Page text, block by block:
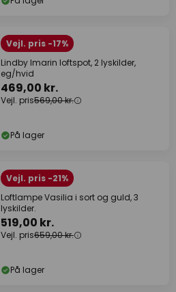
Vejl. pris -17%
Lindby Imarin loftspot, 2 lyskilder,
eg/hvid
469,00 kr.
Vejl. pris569,00 kr.
På lager
Vejl. pris -21%
Loftlampe Vasilia i sort og guld, 3
lyskilder.
519,00 kr.
Vejl. pris659,00 kr.
På lager